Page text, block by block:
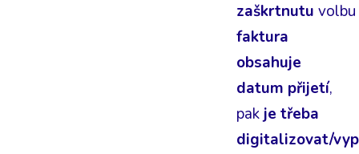
zaškrtnutu volbu
faktura
obsahuje
datum přijetí,
pak je třeba
digitalizovat/